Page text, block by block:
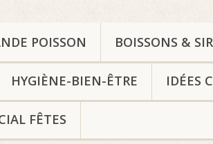
POISSON BOISSONS &
HYGIÈNE-BIEN-ÊTRE IDÉES
FÊTES